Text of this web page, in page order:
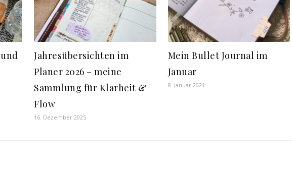
Jahresübersichten im
Planer 2026 – meine
Sammlung für Klarheit &
Flow
16. Dezember 2025
Mein Bullet Journal im
Januar
8. Januar 2021